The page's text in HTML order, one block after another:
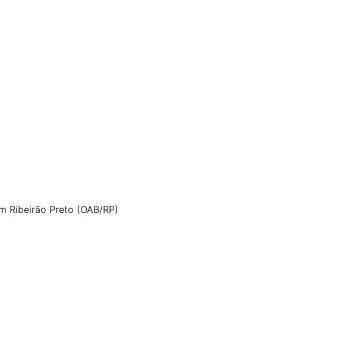
Ribeirão Preto (OAB/RP)